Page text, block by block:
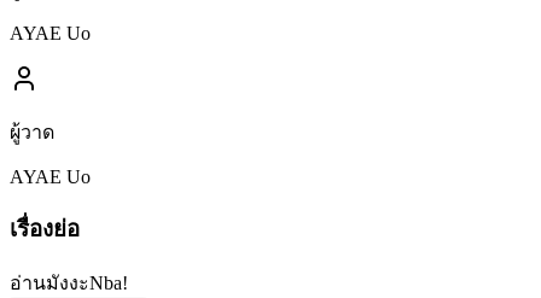
AYAE Uo
ผู้วาด
AYAE Uo
เรื่องย่อ
อ่านมังงะNba!